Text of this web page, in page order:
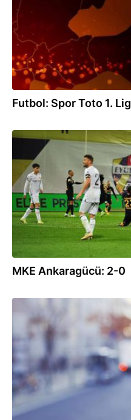
Futbol: Spor Toto 1. Lig
30.10.2021
MKE Ankaragücü: 2-0
30.10.2021